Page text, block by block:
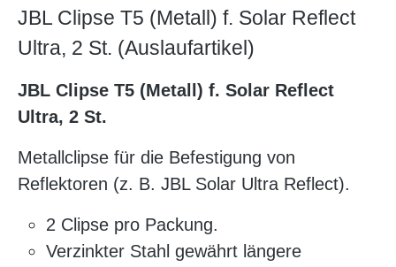
JBL Clipse T5 (Metall) f. Solar Reflect
Ultra, 2 St. (Auslaufartikel)
JBL Clipse T5 (Metall) f. Solar Reflect
Ultra, 2 St.
Metallclipse für die Befestigung von
Reflektoren (z. B. JBL Solar Ultra Reflect).
2 Clipse pro Packung.
Verzinkter Stahl gewährt längere